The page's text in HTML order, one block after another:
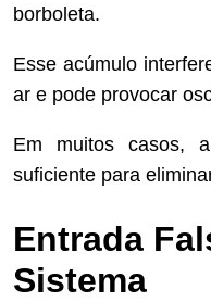
borboleta.
Esse acúmulo
ar e pode provocar
Em muitos casos,
suficiente para
Entrada
Sistema